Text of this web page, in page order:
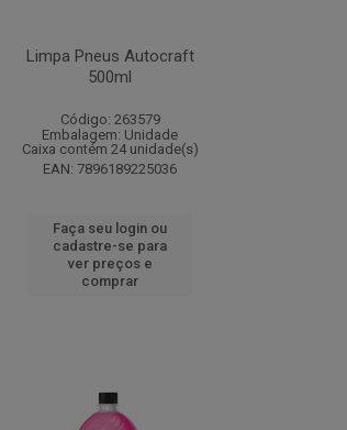
Limpa Pneus Autocraft
500ml
Código: 263579
Embalagem: Unidade
Caixa contém 24 unidade(s)
EAN: 7896189225036
Faça seu login ou
cadastre-se para
ver preços e
comprar